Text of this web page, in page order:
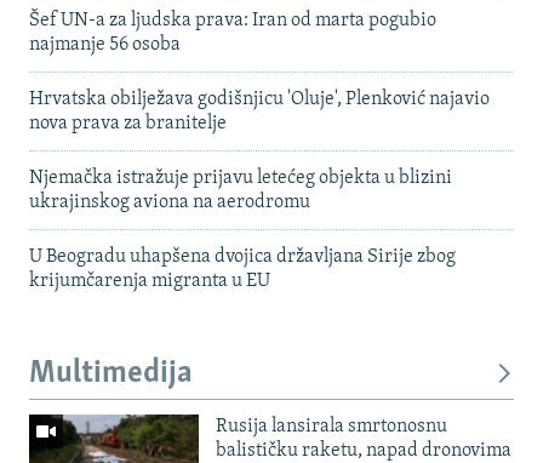
Šef UN-a za ljudska prava: Iran od marta pogubio
najmanje 56 osoba
Hrvatska obilježava godišnjicu 'Oluje', Plenković najavio
nova prava za branitelje
Njemačka istražuje prijavu letećeg objekta u blizini
ukrajinskog aviona na aerodromu
U Beogradu uhapšena dvojica državljana Sirije zbog
krijumčarenja migranta u EU
Multimedija
Rusija lansirala smrtonosnu
balističku raketu, napad dronovima